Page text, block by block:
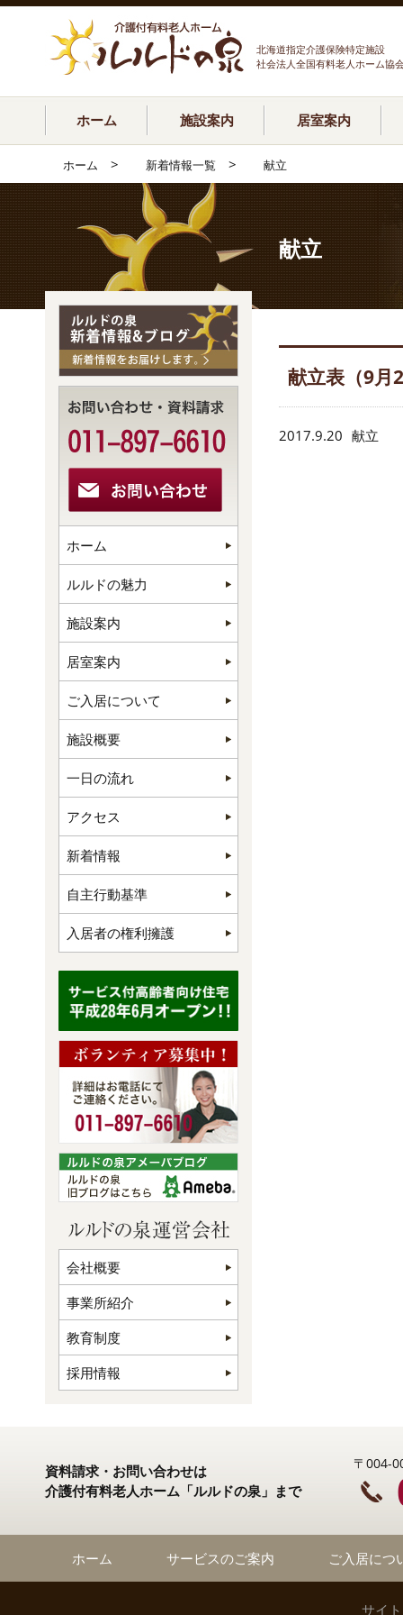
北海道指定介護保険特定施設
社会法人全国有料老人ホーム協
ホーム 施設案内 居室案内
ホーム > 新着情報一覧 > 献立
献立
献立表（9月
2017.9.20 献立
ホーム
ルルドの魅力
施設案内
居室案内
ご入居について
施設概要
一日の流れ
アクセス
新着情報
自主行動基準
入居者の権利擁護
会社概要
事業所紹介
教育制度
採用情報
資料請求・お問い合わせは
介護付有料老人ホーム「ルルドの泉」まで
〒004-
ホーム サービスのご案内 ご入居につ
サイ